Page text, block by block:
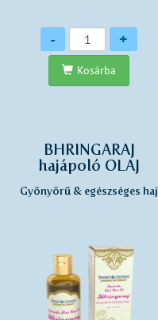
Mennyiség
- +
Kosárba
BHRINGARAJ
hajápoló OLAJ
Gyönyörű & egészséges haj